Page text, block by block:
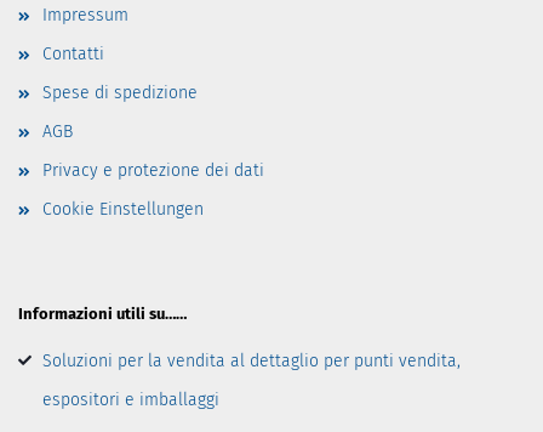
Impressum
Contatti
Spese di spedizione
AGB
Privacy e protezione dei dati
Cookie Einstellungen
Informazioni utili su……
Soluzioni per la vendita al dettaglio per punti vendita,
espositori e imballaggi